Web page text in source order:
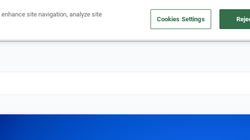
Compra un auto Vende tu auto Cuida tu auto
site navigation, analyze site
Cookies Settings